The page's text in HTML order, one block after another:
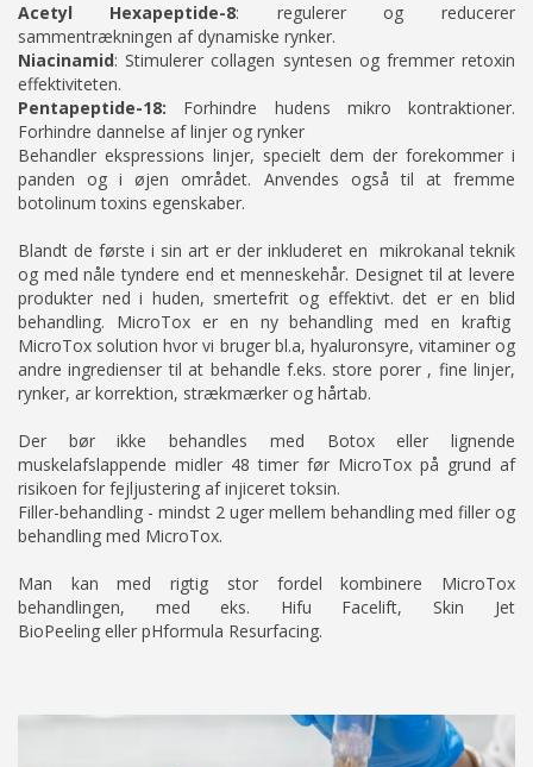
Acetyl Hexapeptide-8: regulerer og reducerer
sammentrækningen af dynamiske rynker.
Niacinamid: Stimulerer collagen syntesen og fremmer retoxin
effektiviteten.
Pentapeptide-18: Forhindre hudens mikro kontraktioner.
Forhindre dannelse af linjer og rynker
Behandler ekspressions linjer, specielt dem der forekommer i
panden og i øjen området. Anvendes også til at fremme
botolinum toxins egenskaber.
Blandt de første i sin art er der inkluderet en mikrokanal teknik
og med nåle tyndere end et menneskehår. Designet til at levere
produkter ned i huden, smertefrit og effektivt. det er en blid
behandling. MicroTox er en ny behandling med en kraftig
MicroTox solution hvor vi bruger bl.a, hyaluronsyre, vitaminer og
andre ingredienser til at behandle f.eks. store porer , fine linjer,
rynker, ar korrektion, strækmærker og hårtab.
Der bør ikke behandles med Botox eller lignende
muskelafslappende midler 48 timer før MicroTox på grund af
risikoen for fejljustering af injiceret toksin.
Filler-behandling - mindst 2 uger mellem behandling med filler og
behandling med MicroTox.
Man kan med rigtig stor fordel kombinere MicroTox
behandlingen, med eks. Hifu Facelift, Skin Jet
BioPeeling eller pHformula Resurfacing.